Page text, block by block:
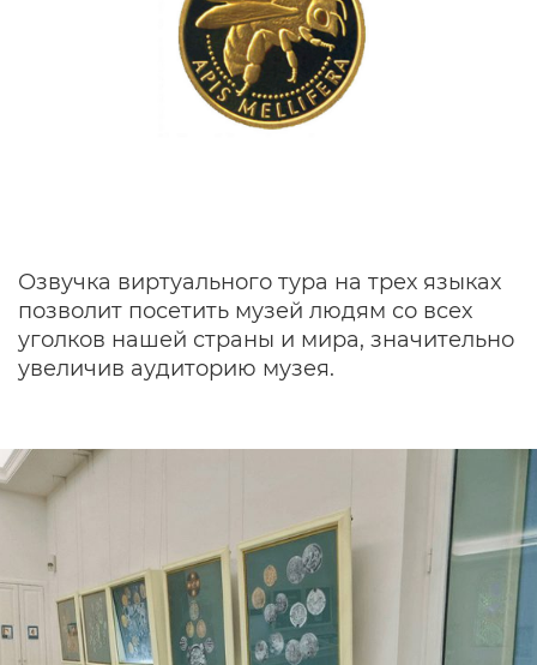
Озвучка виртуального тура на трех языках
позволит посетить музей людям со всех
уголков нашей страны и мира, значительно
увеличив аудиторию музея.